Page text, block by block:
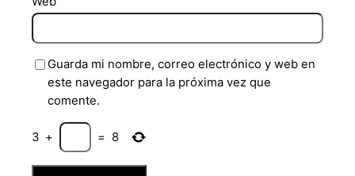
Guarda mi nombre, correo electrónico y web en
este navegador para la próxima vez que
comente.
3 + = 8